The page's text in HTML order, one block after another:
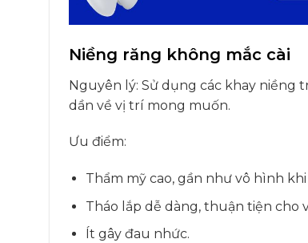
Niềng răng không mắc cài
Nguyên lý: Sử dụng các khay niềng
dần về vị trí mong muốn.
Ưu điểm:
Thẩm mỹ cao, gần như vô hình khi
Tháo lắp dễ dàng, thuận tiện cho
Ít gây đau nhức.